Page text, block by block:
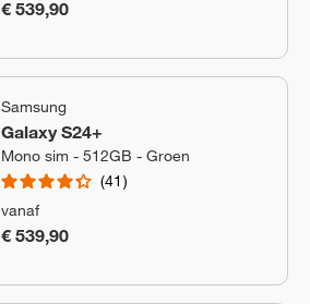
€ 539,90
Samsung
Galaxy S24+
Mono sim - 512GB - Groen
41
vanaf
€ 539,90